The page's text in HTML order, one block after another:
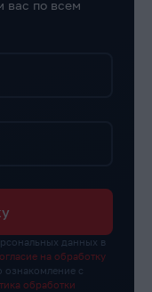
вас по всем
данных в
на обработку
с
обработки